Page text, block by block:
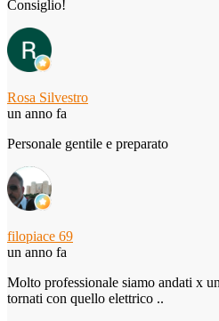
Consiglio!
Rosa Silvestro
un anno fa
Personale gentile e preparato
filopiace 69
un anno fa
Molto professionale siamo andati x
tornati con quello elettrico ..